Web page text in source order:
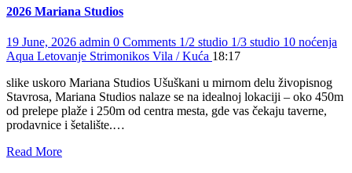
2026 Mariana Studios
19 June, 2026 admin 0 Comments 1/2 studio 1/3 studio 10 noćenja
Aqua Letovanje Strimonikos Vila / Kuća 18:17
slike uskoro Mariana Studios Ušuškani u mirnom delu živopisnog
Stavrosa, Mariana Studios nalaze se na idealnoj lokaciji – oko 450m
od prelepe plaže i 250m od centra mesta, gde vas čekaju taverne,
prodavnice i šetalište.…
Read More